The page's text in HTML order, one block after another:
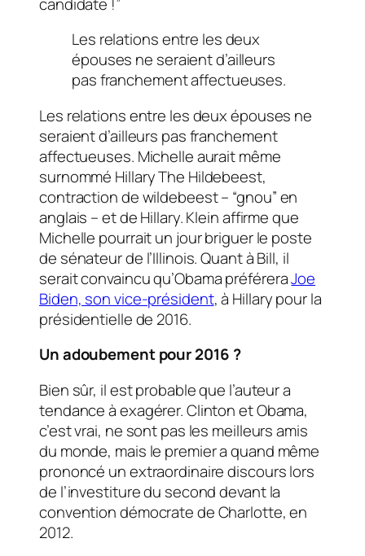
Les relations entre les deux
épouses ne seraient d’ailleurs
pas franchement affectueuses.
Les relations entre les deux épouses ne
seraient d’ailleurs pas franchement
affectueuses. Michelle aurait même
surnommé Hillary The Hildebeest,
contraction dewildebeest– “gnou” en
anglais – et de Hillary. Klein affirme que
Michelle pourrait un jour briguer le poste
de sénateur de l’Illinois. Quant à Bill, il
serait convaincu qu’Obama préféreraJoe
Biden, son vice-président, à Hillary pour la
présidentielle de 2016.
Un adoubement pour 2016 ?
Bien sûr, il est probable que l’auteur a
tendance à exagérer. Clinton et Obama,
c’est vrai, ne sont pas les meilleurs amis
du monde, mais le premier a quand même
prononcé un extraordinaire discours lors
de l’investiture du second devant la
convention démocrate de Charlotte, en
2012.